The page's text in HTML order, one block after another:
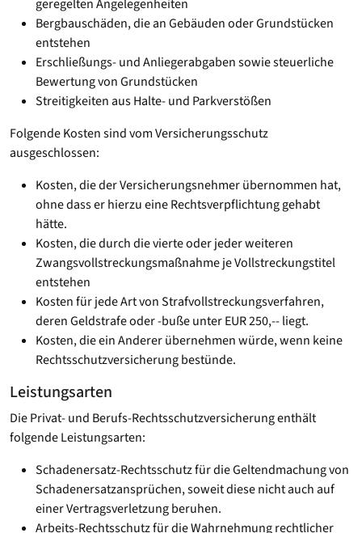
geregelten Angelegenheiten
Bergbauschäden, die an Gebäuden oder Grundstücken
entstehen
Erschließungs- und Anliegerabgaben sowie steuerliche
Bewertung von Grundstücken
Streitigkeiten aus Halte- und Parkverstößen
Folgende Kosten sind vom Versicherungsschutz
ausgeschlossen:
Kosten, die der Versicherungsnehmer übernommen hat,
ohne dass er hierzu eine Rechtsverpflichtung gehabt
hätte.
Kosten, die durch die vierte oder jeder weiteren
Zwangsvollstreckungsmaßnahme je Vollstreckungstitel
entstehen
Kosten für jede Art von Strafvollstreckungsverfahren,
deren Geldstrafe oder -buße unter EUR 250,-- liegt.
Kosten, die ein Anderer übernehmen würde, wenn keine
Rechtsschutzversicherung bestünde.
Leistungsarten
Die Privat- und Berufs-Rechtsschutzversicherung enthält
folgende Leistungsarten:
Schadenersatz-Rechtsschutz für die Geltendmachung von
Schadenersatzansprüchen, soweit diese nicht auch auf
einer Vertragsverletzung beruhen.
Arbeits-Rechtsschutz für die Wahrnehmung rechtlicher